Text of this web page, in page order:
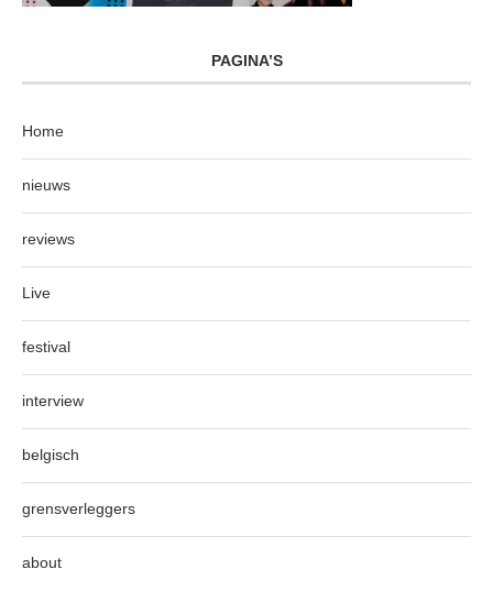
PAGINA’S
Home
nieuws
reviews
Live
festival
interview
belgisch
grensverleggers
about